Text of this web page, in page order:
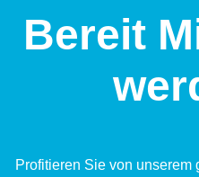
Bereit
Pro­fi­tie­ren Sie von